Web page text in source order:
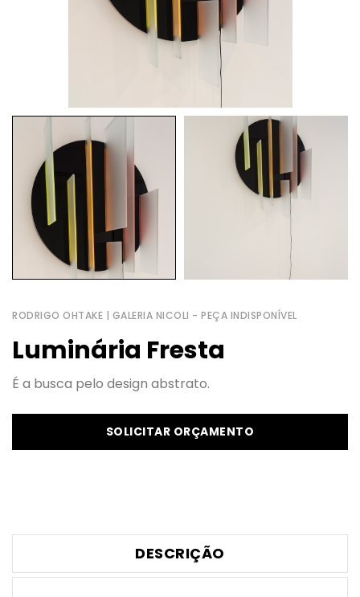
RODRIGO OHTAKE | GALERIA NICOLI - PEÇA INDISPONÍVEL
Luminária Fresta
É a busca pelo design abstrato.
SOLICITAR ORÇAMENTO
DESCRIÇÃO